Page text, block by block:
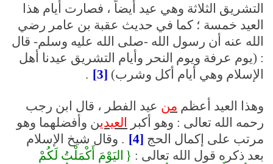
التشريق الثلاثة وهي عيد أيضاً ، فصارت أيام هذا
العيد خمسة ؛ كما في حديث عقبة بن عامر رضي
الله عنه أن رسول الله -صلى الله عليه وسلم- قال
: (يوم عرفة ويوم النحر وأيام التشريق عيدنا أهل
الإسلام وهي أيام أكل وشرب) [3]
.
وهذا العيد أعظم من عيد الفطر ، قال ابن رجب
رحمه الله تعالى : وهو أكبر
العيدين وأفضلهما وهو
مرتب على إكمال الحج [4]
. وقال شيخ الإسلام
بعد ذكره قول الله تعالى : { اليَوْمَ أَكْمَلْتُ لَكُمْ